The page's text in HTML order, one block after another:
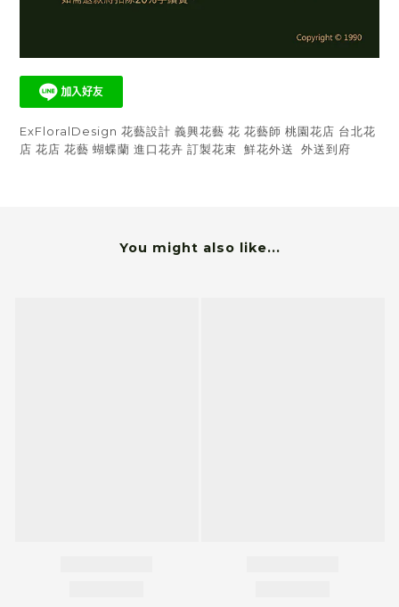
ExFloralDesign 花藝設計 義興花藝 花 花藝師 桃園花店 台北花
店 花店 花藝 蝴蝶蘭 進口花卉 訂製花束 鮮花外送 外送到府
You might also like...